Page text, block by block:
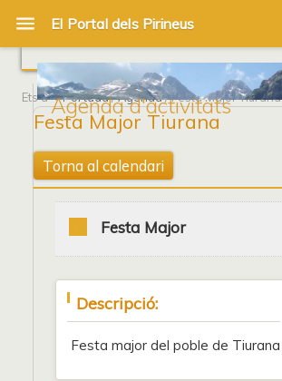
Agenda d'activitats
Ets a Portada/Agenda/ Festa Major Tiurana
Festa Major Tiurana
Torna al calendari
Festa Major
Descripció:
Festa major del poble de Tiurana